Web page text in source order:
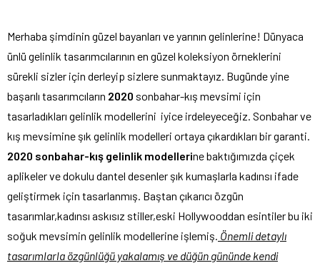
Merhaba şimdinin güzel bayanları ve yarının gelinlerine! Dünyaca
ünlü gelinlik tasarımcılarının en güzel koleksiyon örneklerini
sürekli sizler için derleyip sizlere sunmaktayız. Bugünde yine
başarılı tasarımcıların 2020 sonbahar-kış mevsimi için
tasarladıkları gelinlik modellerini iyice irdeleyeceğiz. Sonbahar ve
kış mevsimine şık gelinlik modelleri ortaya çıkardıkları bir garanti.
2020 sonbahar-kış gelinlik modellerine baktığımızda çiçek
aplikeler ve dokulu dantel desenler şık kumaşlarla kadınsı ifade
geliştirmek için tasarlanmış. Baştan çıkarıcı özgün
tasarımlar,kadınsı askısız stiller,eski Hollywooddan esintiler bu iki
soğuk mevsimin gelinlik modellerine işlemiş. Önemli detaylı
tasarımlarla özgünlüğü yakalamış ve düğün gününde kendi